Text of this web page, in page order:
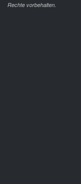
Rechte vorbehalten.